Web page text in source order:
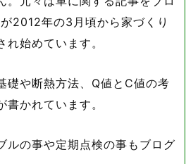
2012年の3月頃から家づくり
始めています。
礎や断熱方法、Q値とC値の考
書かれています。
ルの事や定期点検の事もブログ